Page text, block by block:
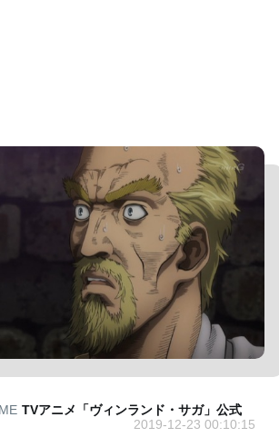
TVアニメ「ヴィンランド・サガ」公式
2019-12-23 00:10:15